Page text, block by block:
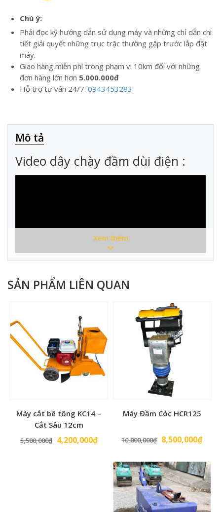
Chú ý:
Phải đọc kỹ hướng dẫn sử dụng máy và những chỉ dẫn chi
tiết giải quyết những trục trặc thường gặp trước lắp đặt
máy.
Giao hàng miễn phí trong phạm vi 10km đối với những
đơn hàng lớn hơn 5.000.000đ
Hỗ trợ tư vấn 24/7: 0943453283
Mô tả
Video dây chày đầm dùi điện :
Xem thêm
SẢN PHẨM LIÊN QUAN
Máy cắt bê tông KC14 –
Cắt Sâu 12cm
5,500,000₫ Giá
4,200,000₫Giá
4,200,000₫.
Máy Đầm Cóc HCR125
10,000,000₫ Giá
là:
10,000,000₫.
8,500,000₫Giá
tại
là: